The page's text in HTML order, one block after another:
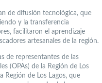
de difusión tecnológica, que
y la transferencia
facilitaron el aprendizaje
artesanales de la región.
de representantes de las
(OPAs) de la Región de Los
Región de Los Lagos, que